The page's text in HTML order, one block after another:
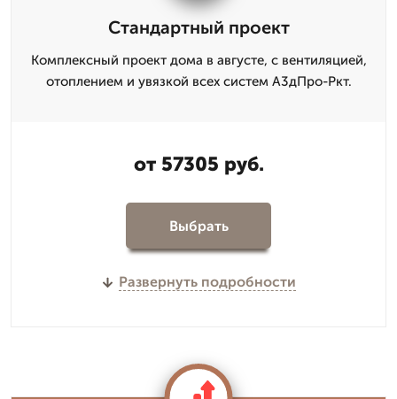
Стандартный проект
Комплексный проект дома в августе, с вентиляцией,
отоплением и увязкой всех систем А3дПро-Ркт.
от 57305 руб.
Выбрать
Развернуть подробности